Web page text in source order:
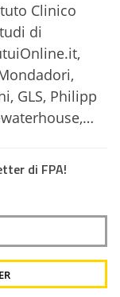
Clinico
di
GLS, Philipp
di FPA!